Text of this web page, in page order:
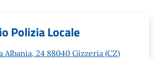
Polizia Locale
Albania, 24 88040 Gizzeria (CZ)